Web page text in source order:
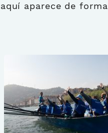
aparece de forma